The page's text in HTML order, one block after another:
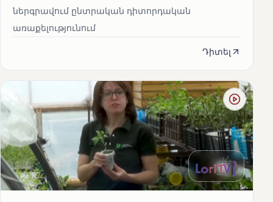
ներգրավում ընտրական դիտորդական
առաքելությունում
Դիտել